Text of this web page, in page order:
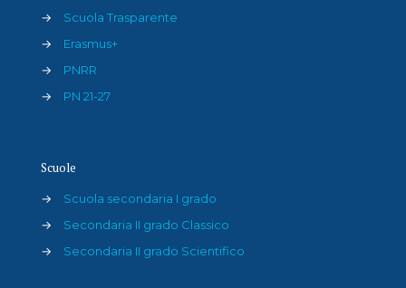
→
Scuola Trasparente
→
Erasmus+
→
PNRR
→
PN 21-27
Scuole
→
Scuola secondaria I grado
→
Secondaria II grado Classico
→
Secondaria II grado Scientifico